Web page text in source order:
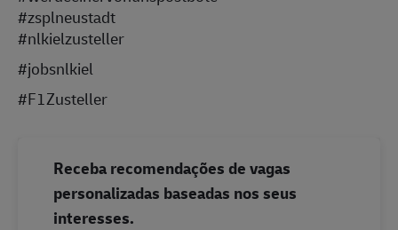
#zsplneustadt
#nlkielzusteller
#jobsnlkiel
#F1Zusteller
Receba recomendações de vagas
personalizadas baseadas nos seus
interesses.